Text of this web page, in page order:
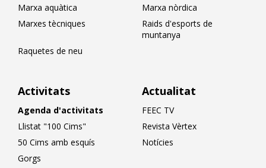
Activitats
Agenda d'activitats
Llistat "100 Cims"
50 Cims amb esquís
Gorgs
Marxa aquàtica
Marxa nòrdica
Marxes tècniques
Raids d'esports de
muntanya
Raquetes de neu
Actualitat
FEEC TV
Revista Vèrtex
Notícies